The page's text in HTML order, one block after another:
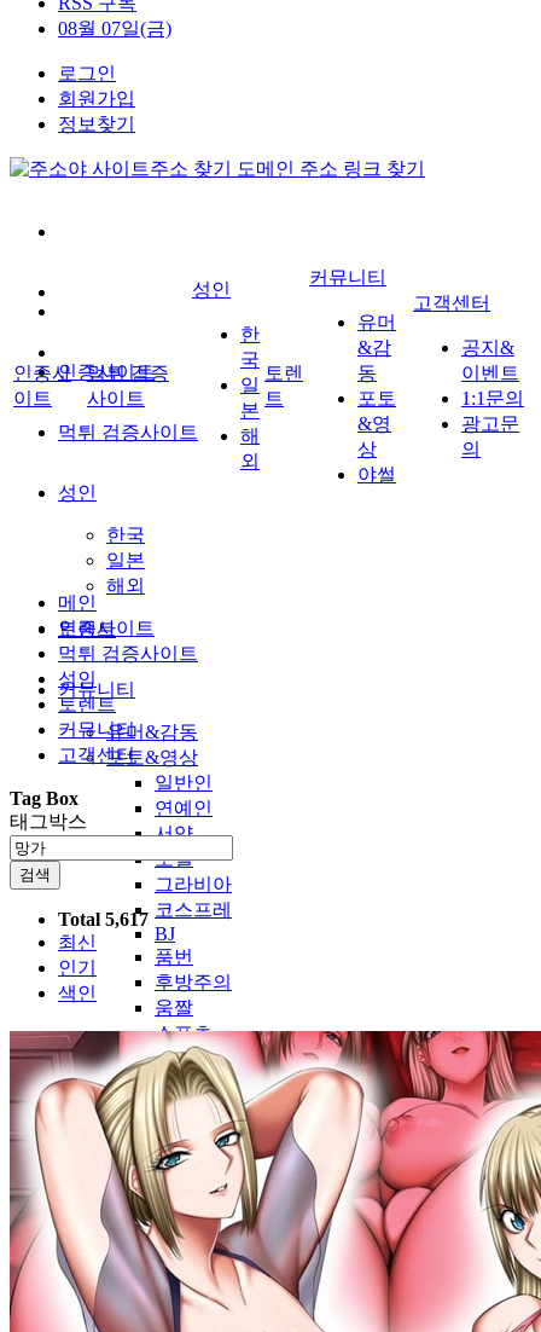
08월 07일(금)
로그인
회원가입
정보찾기
인증사이트
먹튀 검증사이트
성인
한국
일본
해외
토렌트
커뮤니티
유머&감동
포토&영상
일반인
연예인
서양
모델
그라비아
코스프레
BJ
품번
후방주의
움짤
스포츠
기타
야썰
고객센터
공지&이벤트
공지
1:1문의
광고문의
인증사
이트
먹튀 검증
사이트
성인
한
국
일
본
해
외
토렌
트
커뮤니티
유머
&감
동
포토
&영
상
야썰
고객센터
공지&
이벤트
1:1문의
광고문
의
메인
인증사이트
먹튀 검증사이트
성인
토렌트
커뮤니티
고객센터
Tag Box
태그박스
검색
Total 5,617
최신
인기
색인